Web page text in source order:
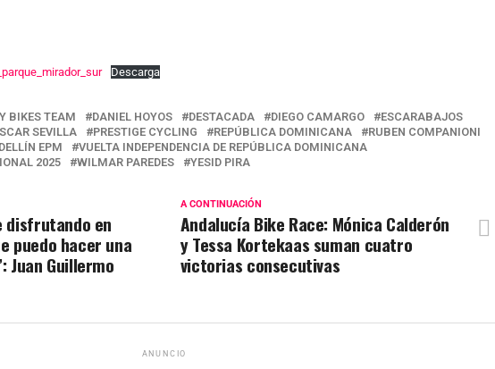
Descarga
BIKES TEAM DANIEL HOYOS DESTACADA DIEGO CAMARGO
ESCARABAJOS
SEVILLA PRESTIGE CYCLING REPÚBLICA DOMINICANA
RUBEN COMPANIONI
EPM
VUELTA INDEPENDENCIA DE REPÚBLICA DOMINICANA
2025
WILMAR PAREDES YESID PIRA
A CONTINUACIÓN
Andalucía Bike Race: Mónica Calderón
y Tessa Kortekaas suman cuatro
victorias consecutivas
disfrutando en
puedo hacer una
Juan Guillermo
ANUNCIO